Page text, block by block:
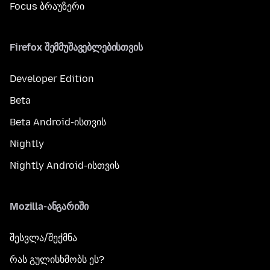
Focus ბრაუზერი
Firefox შემმუშავებლებისთვის
Developer Edition
Beta
Beta Android-ისთვის
Nightly
Nightly Android-ისთვის
Mozilla-ანგარიში
შესვლა/შექმნა
რას გულისხმობს ეს?